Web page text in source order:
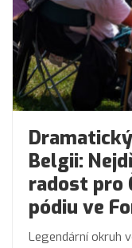
Belgii:
radost pro
pódiu ve
Legendární okruh